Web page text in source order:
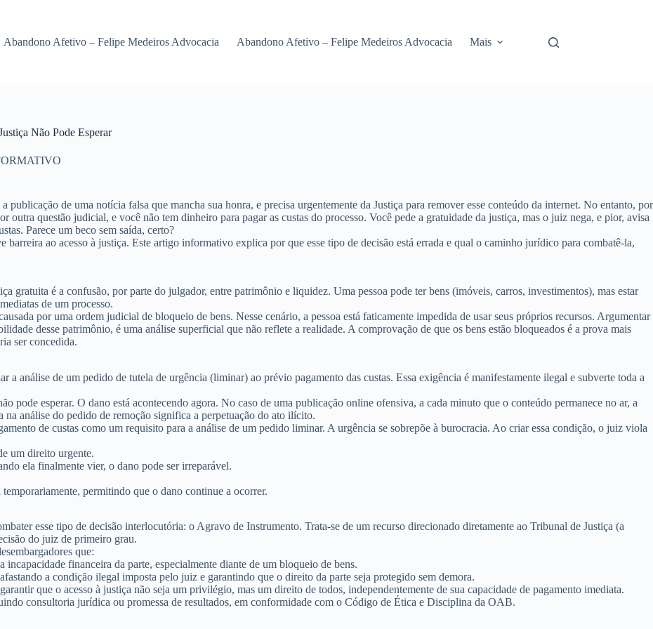
Abandono Afetivo – Felipe Medeiros Advocacia Abandono Afetivo – Felipe Medeiros Advocacia Mais
Não Pode Esperar
de uma notícia falsa que mancha sua honra, e precisa urgentemente da Justiça para remover esse conteúdo da internet. No entanto, por
outra questão judicial, e você não tem dinheiro para pagar as custas do processo. Você pede a gratuidade da justiça, mas o juiz nega, e pior, avisa
Parece um beco sem saída, certo?
barreira ao acesso à justiça. Este artigo informativo explica por que esse tipo de decisão está errada e qual o caminho jurídico para combatê-la,
gratuita é a confusão, por parte do julgador, entre patrimônio e liquidez. Uma pessoa pode ter bens (imóveis, carros, investimentos), mas estar
de um processo.
por uma ordem judicial de bloqueio de bens. Nesse cenário, a pessoa está faticamente impedida de usar seus próprios recursos. Argumentar
desse patrimônio, é uma análise superficial que não reflete a realidade. A comprovação de que os bens estão bloqueados é a prova mais
ser concedida.
a análise de um pedido de tutela de urgência (liminar) ao prévio pagamento das custas. Essa exigência é manifestamente ilegal e subverte toda a
pode esperar. O dano está acontecendo agora. No caso de uma publicação online ofensiva, a cada minuto que o conteúdo permanece no ar, a
na análise do pedido de remoção significa a perpetuação do ato ilícito.
de custas como um requisito para a análise de um pedido liminar. A urgência se sobrepõe à burocracia. Ao criar essa condição, o juiz viola
um direito urgente.
ela finalmente vier, o dano pode ser irreparável.
permitindo que o dano continue a ocorrer.
esse tipo de decisão interlocutória: o Agravo de Instrumento. Trata-se de um recurso direcionado diretamente ao Tribunal de Justiça (a
do juiz de primeiro grau.
que:
incapacidade financeira da parte, especialmente diante de um bloqueio de bens.
a condição ilegal imposta pelo juiz e garantindo que o direito da parte seja protegido sem demora.
que o acesso à justiça não seja um privilégio, mas um direito de todos, independentemente de sua capacidade de pagamento imediata.
consultoria jurídica ou promessa de resultados, em conformidade com o Código de Ética e Disciplina da OAB.